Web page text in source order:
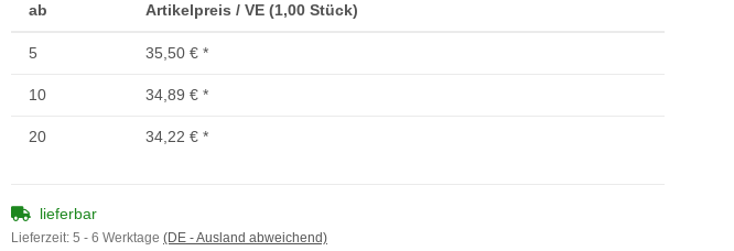
ab Artikelpreis / VE (1,00 Stück)
5 35,50 € *
10 34,89 € *
20 34,22 € *
lieferbar
Lieferzeit: 5 - 6 Werktage (DE - Ausland abweichend)